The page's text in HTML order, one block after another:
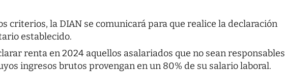
criterios, la DIAN se comunicará para que realice la declaración
establecido.
renta en 2024 aquellos asalariados que no sean responsables
ingresos brutos provengan en un 80% de su salario laboral.